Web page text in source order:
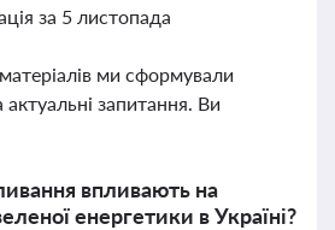
за 5 листопада
ми сформували
актуальні запитання. Ви
впливають на
енергетики в Україні?